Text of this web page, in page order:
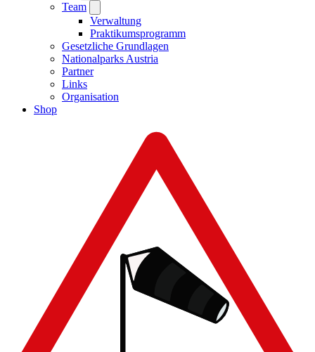
Team
Verwaltung
Praktikumsprogramm
Gesetzliche Grundlagen
Nationalparks Austria
Partner
Links
Organisation
Shop